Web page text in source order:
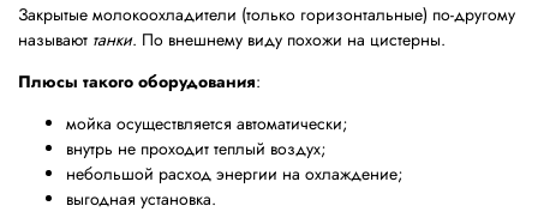
Закрытые молокоохладители (только горизонтальные) по-другому
называют танки. По внешнему виду похожи на цистерны.
Плюсы такого оборудования:
мойка осуществляется автоматически;
внутрь не проходит теплый воздух;
небольшой расход энергии на охлаждение;
выгодная установка.